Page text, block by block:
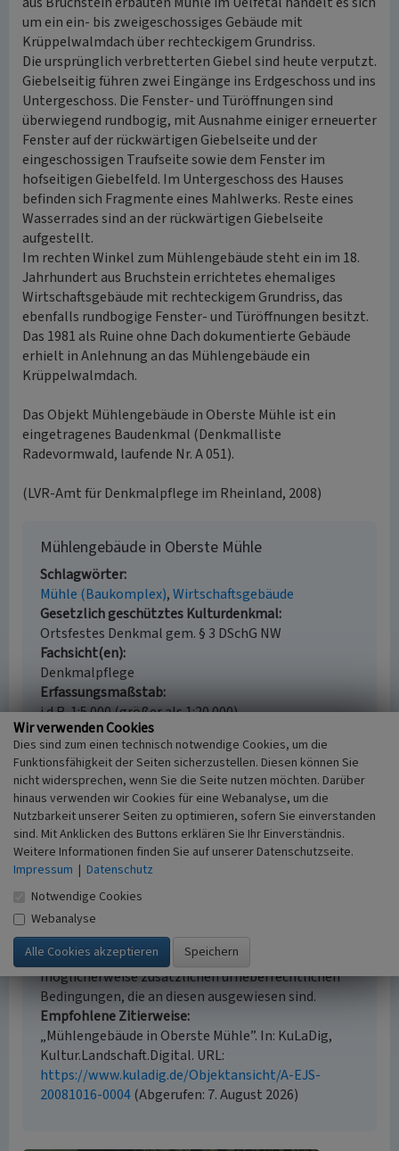
um ein ein- bis zweigeschossiges Gebäude mit
Krüppelwalmdach über rechteckigem Grundriss.
Die ursprünglich verbretterten Giebel sind heute verputzt.
Giebelseitig führen zwei Eingänge ins Erdgeschoss und ins
Untergeschoss. Die Fenster- und Türöffnungen sind
überwiegend rundbogig, mit Ausnahme einiger erneuerter
Fenster auf der rückwärtigen Giebelseite und der
eingeschossigen Traufseite sowie dem Fenster im
hofseitigen Giebelfeld. Im Untergeschoss des Hauses
befinden sich Fragmente eines Mahlwerks. Reste eines
Wasserrades sind an der rückwärtigen Giebelseite
aufgestellt.
Im rechten Winkel zum Mühlengebäude steht ein im 18.
Jahrhundert aus Bruchstein errichtetes ehemaliges
Wirtschaftsgebäude mit rechteckigem Grundriss, das
ebenfalls rundbogige Fenster- und Türöffnungen besitzt.
Das 1981 als Ruine ohne Dach dokumentierte Gebäude
erhielt in Anlehnung an das Mühlengebäude ein
Krüppelwalmdach.
Das Objekt Mühlengebäude in Oberste Mühle ist ein
eingetragenes Baudenkmal (Denkmalliste
Radevormwald, laufende Nr. A 051).
(LVR-Amt für Denkmalpflege im Rheinland, 2008)
Mühlengebäude in Oberste Mühle
Schlagwörter
Mühle (Baukomplex) Wirtschaftsgebäude
Gesetzlich geschütztes Kulturdenkmal
Ortsfestes Denkmal gem. § 3 DSchG NW
Fachsicht(en)
Denkmalpflege
Erfassungsmaßstab
i.d.R. 1:5.000 (größer als 1:20.000)
Erfassungsmethode
Geländebegehung/-kartierung, Auswertung
historischer Karten, Archivauswertung
Historischer Zeitraum
Beginn 1700 bis 1800
Empfohlene Zitierweise
Urheberrechtlicher Hinweis
Der hier präsentierte Inhalt ist urheberrechtlich
geschützt. Die angezeigten Medien unterliegen
möglicherweise zusätzlichen urheberrechtlichen
Bedingungen, die an diesen ausgewiesen sind.
Empfohlene Zitierweise
„Mühlengebäude in Oberste Mühle”. In: KuLaDig,
Kultur.Landschaft.Digital. URL:
https://www.kuladig.de/Objektansicht/A-EJS-
20081016-0004(Abgerufen: 7. August 2026)
Wir verwenden Cookies
Dies sind zum einen technisch notwendige Cookies, um die
Funktionsfähigkeit der Seiten sicherzustellen. Diesen können Sie
nicht widersprechen, wenn Sie die Seite nutzen möchten. Darüber
hinaus verwenden wir Cookies für eine Webanalyse, um die
Nutzbarkeit unserer Seiten zu optimieren, sofern Sie einverstanden
sind. Mit Anklicken des Buttons erklären Sie Ihr Einverständnis.
Weitere Informationen finden Sie auf unserer Datenschutzseite.
Impressum | Datenschutz
Notwendige Cookies
Webanalyse